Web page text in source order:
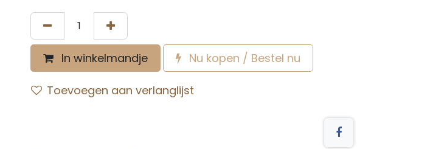
In winkelmandje Nu kopen / Bestel nu
Toevoegen aan verlanglijst